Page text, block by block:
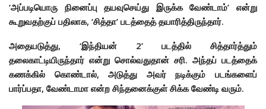
‘அப்படியொரு நினைப்பு தயவுசெய்து இருக்க வேண்டாம்’ என்று
கூறுவதற்குப் பதிலாக, ‘சித்தா’ படத்தைத் தயாரித்திருந்தார்.
அதையடுத்து, ‘இந்தியன் 2’ படத்தில் சித்தார்த்தும்
தலைகாட்டியிருந்தார் என்று சொல்வதுதான் சரி. அந்தப் படத்தைக்
கணக்கில் கொண்டால், அடுத்து அவர் நடிக்கும் படங்களைப்
பார்ப்பதா, வேண்டாமா என்ற சிந்தனைக்குள் சிக்க வேண்டி வரும்.